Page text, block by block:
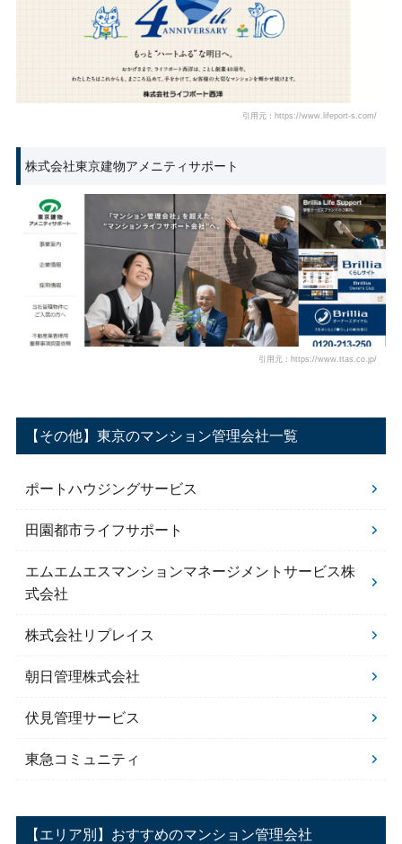
引用元：https://www.lifeport-s.com/
株式会社東京建物アメニティサポート
引用元：https://www.ttas.co.jp/
【その他】東京のマンション管理会社一覧
ポートハウジングサービス
田園都市ライフサポート
エムエムエスマンションマネージメントサービス株
式会社
株式会社リプレイス
朝日管理株式会社
伏見管理サービス
東急コミュニティ
【エリア別】おすすめのマンション管理会社